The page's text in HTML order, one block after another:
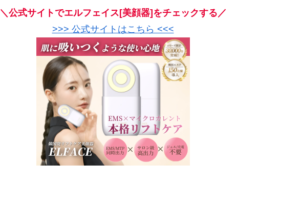
＼公式サイトでエルフェイス[美顔器]をチェックする／
>>> 公式サイトはこちら <<<